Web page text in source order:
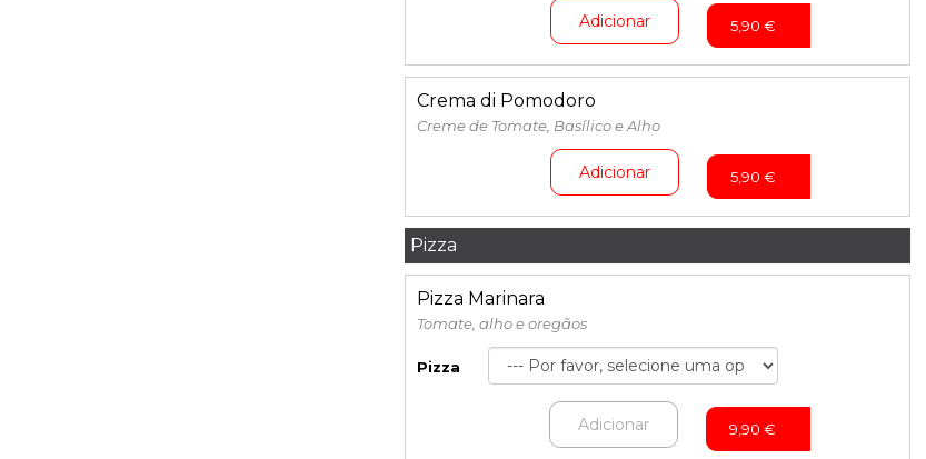
5,90 €
Adicionar
Crema di Pomodoro
Creme de Tomate, Basílico e Alho
5,90 €
Adicionar
Pizza
Pizza Marinara
Tomate, alho e oregãos
Pizza
9,90 €
Adicionar